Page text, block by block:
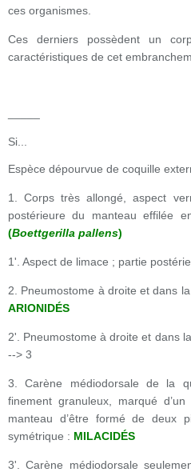
ces organismes.
Ces derniers possèdent un
caractéristiques de cet
Si...
Espèce dépourvue de coquille
1. Corps très allongé, aspect
postérieure du manteau effilée
(Boettgerilla pallens)
1'. Aspect de limace ; partie
2. Pneumostome à droite et dans
ARIONIDÉS
2'. Pneumostome à droite et dans
--> 3
3. Carène médiodorsale de la
finement granuleux, marqué
manteau d’être formé de deux
symétrique : MILACIDÉS
3'. Carène médiodorsale